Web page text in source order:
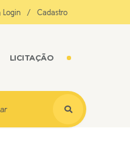
Login / Cadastro
LICITAÇÃO